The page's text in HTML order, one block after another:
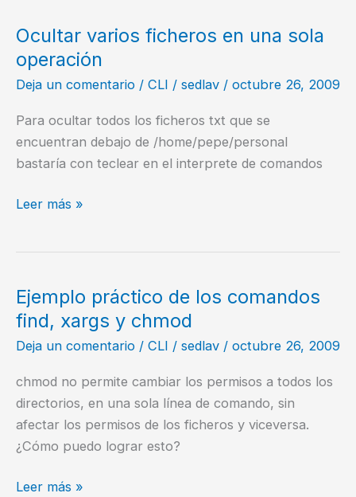
con
en
blanco
Ocultar varios ficheros en una sola
operación
Deja un comentario / CLI / sedlav / octubre 26, 2009
Para ocultar todos los ficheros txt que se
encuentran debajo de /home/pepe/personal
bastaría con teclear en el interprete de comandos
Ocultar
una
sola
operación
Leer más »
Ejemplo práctico de los comandos
find, xargs y chmod
Deja un comentario / CLI / sedlav / octubre 26, 2009
chmod no permite cambiar los permisos a todos los
directorios, en una sola línea de comando, sin
afectar los permisos de los ficheros y viceversa.
¿Cómo puedo lograr esto?
Ejemplo
Leer más »